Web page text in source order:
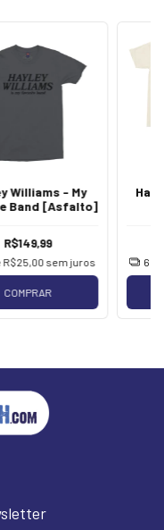
Williams - My
Band [Asfalto]
R$149,99
R$25,00 sem juros
COMPRAR
6